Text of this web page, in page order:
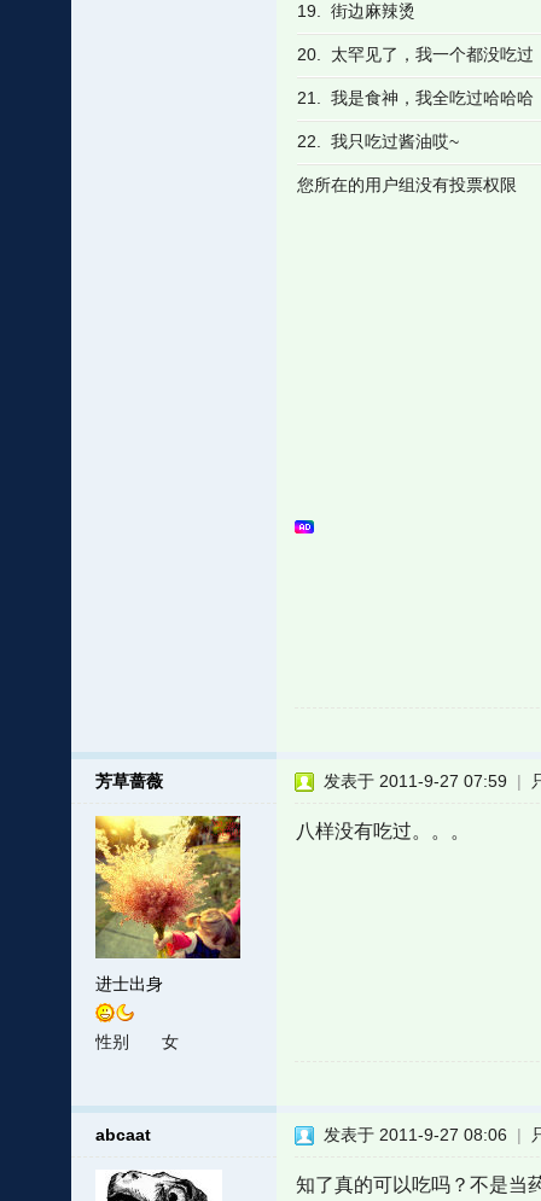
19. 街边麻辣烫
20. 太罕见了，我一个都没吃过
21. 我是食神，我全吃过哈哈哈
22. 我只吃过酱油哎~
您所在的用户组没有投票权限
芳草蔷薇
进士出身
性别 女
发表于 2011-9-27 07:59 |
八样没有吃过。。。
abcaat 发表于 2011-9-27 08:06 |
知了真的可以吃吗？不是当